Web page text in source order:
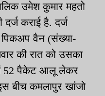
उमेश कुमार महतो
कराई है. दर्ज
वैन (संख्या-
की रात को उसका
में 52 पैकेट आलू लेकर
बीच कमलापुर खांजो